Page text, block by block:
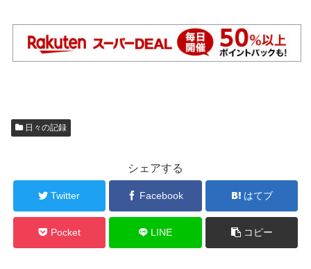
日々の記録
シェアする
Twitter Facebook はてブ
Pocket LINE コピー